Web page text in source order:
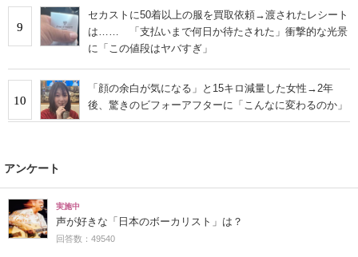
9
セカストに50着以上の服を買取依頼→渡されたレシート
は…… 「支払いまで何日か待たされた」衝撃的な光景
に「この値段はヤバすぎ」
10
「顔の余白が気になる」と15キロ減量した女性→2年
後、驚きのビフォーアフターに「こんなに変わるのか」
アンケート
実施中
声が好きな「日本のボーカリスト」は？
回答数：49540